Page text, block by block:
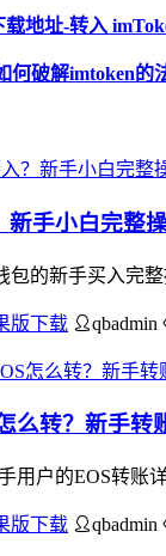
地址-转入
何破解imtoken的
手小白完整
包的新手买入完
版下载 qbadmin
么转？新手转
用户的EOS转账
版下载 qbadmin